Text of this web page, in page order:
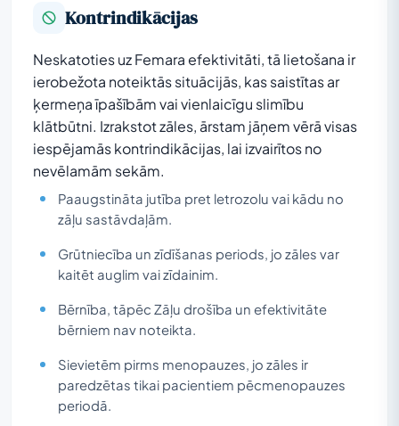
Kontrindikācijas
Neskatoties uz Femara efektivitāti, tā lietošana ir
ierobežota noteiktās situācijās, kas saistītas ar
ķermeņa īpašībām vai vienlaicīgu slimību
klātbūtni. Izrakstot zāles, ārstam jāņem vērā visas
iespējamās kontrindikācijas, lai izvairītos no
nevēlamām sekām.
Paaugstināta jutība pret letrozolu vai kādu no
zāļu sastāvdaļām.
Grūtniecība un zīdīšanas periods, jo zāles var
kaitēt auglim vai zīdainim.
Bērnība, tāpēc Zāļu drošība un efektivitāte
bērniem nav noteikta.
Sievietēm pirms menopauzes, jo zāles ir
paredzētas tikai pacientiem pēcmenopauzes
periodā.